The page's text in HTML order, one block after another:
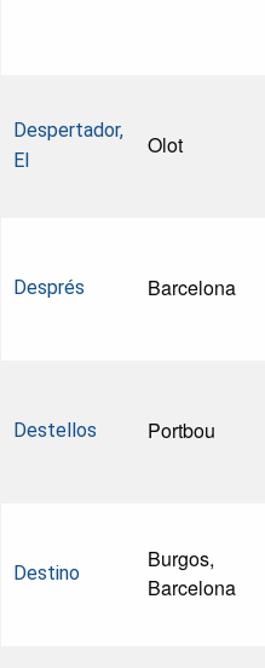
Despertador,
El
Olot
Després Barcelona
Destellos Portbou
Destino
Burgos,
Barcelona